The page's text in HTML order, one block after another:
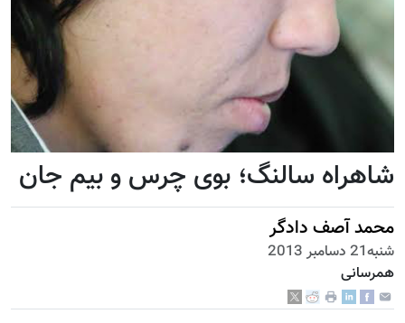
شاهراه سالنگ؛ بوی چرس و بیم جان
محمد آصف دادگر
شنبه21 دسامبر 2013
همرسانی